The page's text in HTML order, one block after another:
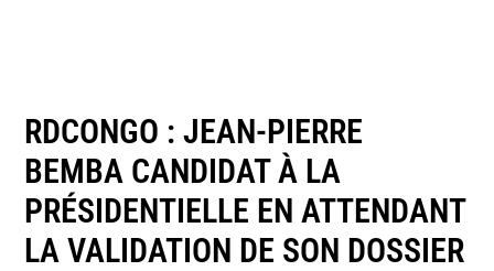
RDCONGO : JEAN-PIERRE
BEMBA CANDIDAT À LA
PRÉSIDENTIELLE EN ATTENDANT
LA VALIDATION DE SON DOSSIER